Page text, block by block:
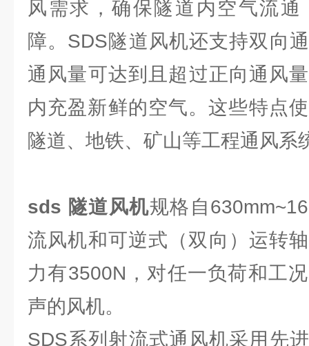
风需求，确保隧道内空气流
障。SDS隧道风机还支持双向
通风量可达到且超过正向通风
内充盈新鲜的空气。这些特点
隧道、地铁、矿山等工程通风系
sds 隧道风机规格自
流风机和可逆式（双向）运转
力有3500N，对任一负荷和工
声的风机。
SDS系列射流式通风机采用先